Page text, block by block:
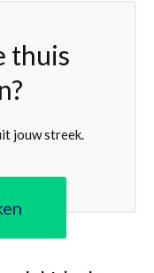
thuis
jouw streek.